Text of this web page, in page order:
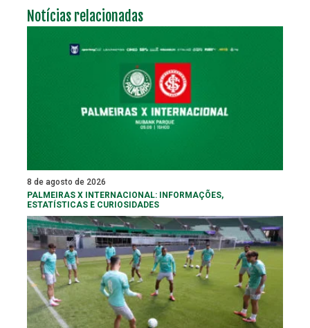
Notícias relacionadas
8 de agosto de 2026
PALMEIRAS X INTERNACIONAL: INFORMAÇÕES,
ESTATÍSTICAS E CURIOSIDADES